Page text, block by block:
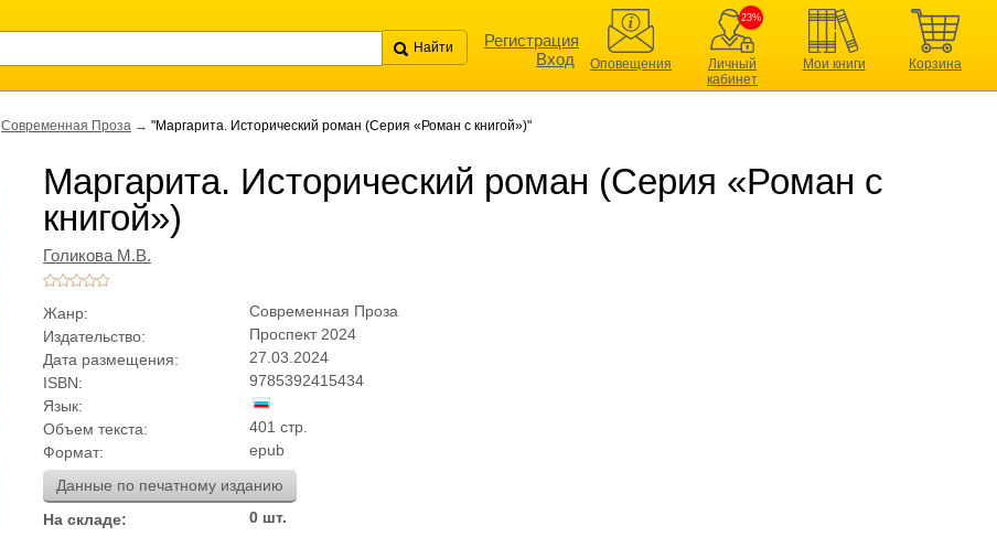
Регистрация
Вход
Оповещения
23%
Личный
кабинет
Мои книги Корзина
Современная Проза → "Маргарита. Исторический роман (Серия «Роман с книгой»)"
Маргарита. Исторический роман (Серия «Роман с
книгой»)
Голикова М.В.
Жанр:
Современная Проза
Издательство:
Проспект 2024
Дата размещения:
27.03.2024
ISBN:
9785392415434
Язык:
Объем текста:
401 стр.
Формат:
epub
Данные по печатному изданию
На складе:
0 шт.